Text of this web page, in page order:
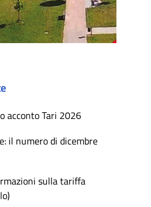
acconto Tari 2026
il numero di dicembre
sulla tariffa